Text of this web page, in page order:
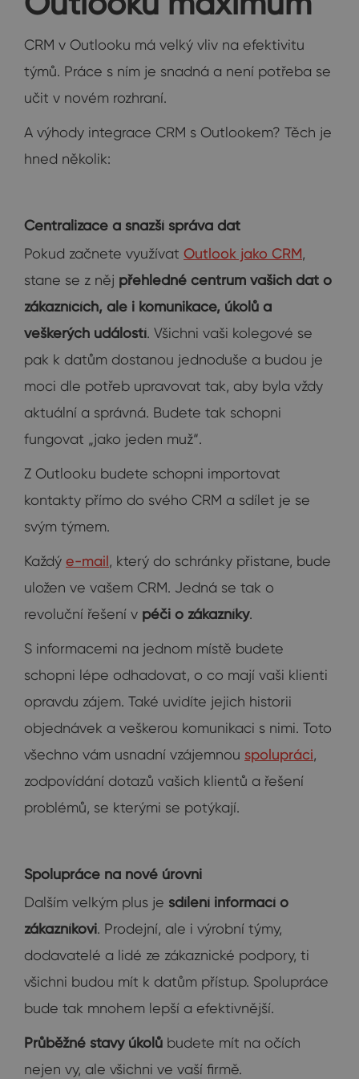
CRM v Outlooku má velký vliv na efektivitu
týmů. Práce s ním je snadná a není potřeba se
učit v novém rozhraní.
A výhody integrace CRM s Outlookem? Těch je
hned několik:
Centralizace a snazší správa dat
Pokud začnete využívat Outlook jako CRM,
stane se z něj přehledné centrum vašich dat o
zákaznících, ale i komunikace, úkolů a
veškerých událostí. Všichni vaši kolegové se
pak k datům dostanou jednoduše a budou je
moci dle potřeb upravovat tak, aby byla vždy
aktuální a správná. Budete tak schopni
fungovat „jako jeden muž“.
Z Outlooku budete schopni importovat
kontakty přímo do svého CRM a sdílet je se
svým týmem.
Každý e-mail, který do schránky přistane, bude
uložen ve vašem CRM. Jedná se tak o
revoluční řešení v péči o zákazníky.
S informacemi na jednom místě budete
schopni lépe odhadovat, o co mají vaši klienti
opravdu zájem. Také uvidíte jejich historii
objednávek a veškerou komunikaci s nimi. Toto
všechno vám usnadní vzájemnou spolupráci,
zodpovídání dotazů vašich klientů a řešení
problémů, se kterými se potýkají.
Spolupráce na nové úrovni
Dalším velkým plus je sdílení informací o
zákazníkovi. Prodejní, ale i výrobní týmy,
dodavatelé a lidé ze zákaznické podpory, ti
všichni budou mít k datům přístup. Spolupráce
bude tak mnohem lepší a efektivnější.
Průběžné stavy úkolů budete mít na očích
nejen vy, ale všichni ve vaší firmě.